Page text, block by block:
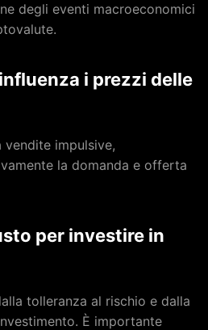
degli eventi macroeconomici
i prezzi delle
impulsive,
la domanda e offerta
per investire in
tolleranza al rischio e dalla
È importante